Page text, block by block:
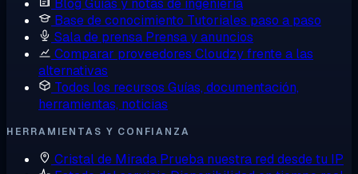
Blog Guías y notas de ingeniería
Base de conocimiento Tutoriales paso a paso
Sala de prensa Prensa y anuncios
Comparar proveedores Cloudzy frente a las
alternativas
Todos los recursos Guías, documentación,
herramientas, noticias
HERRAMIENTAS Y CONFIANZA
Cristal de Mirada Prueba nuestra red desde tu IP